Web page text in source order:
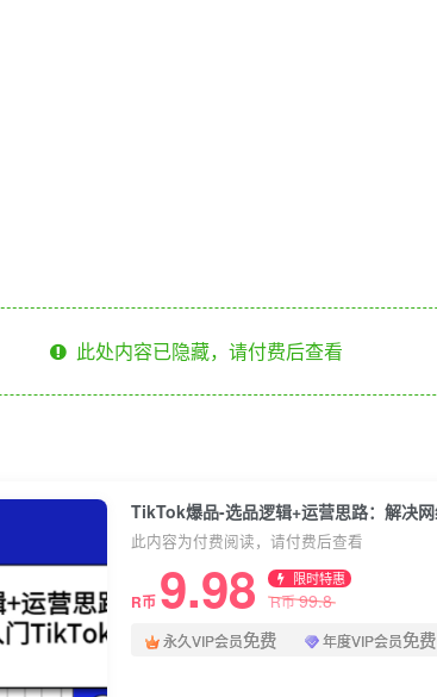
此处内容已隐藏，请付费后查看
此内容为付费阅读，请付费后查看
R币 9.98 限时特惠
R币99.8
永久VIP会员免费 年度VIP会员免费